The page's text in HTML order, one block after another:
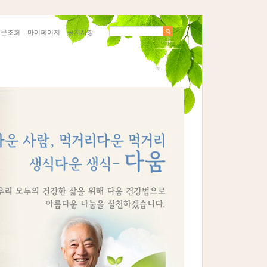
조회 마이페이지 공지사항